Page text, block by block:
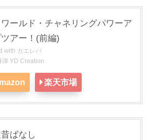
ールド・チャネリングパワーア
ツアー！(前編)
with カエレバ
弾 YD Creation
楽天市場
ばなし